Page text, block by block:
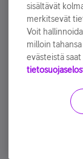
sisältävät
merkitsevät
Voit
milloin
evästeistä saat